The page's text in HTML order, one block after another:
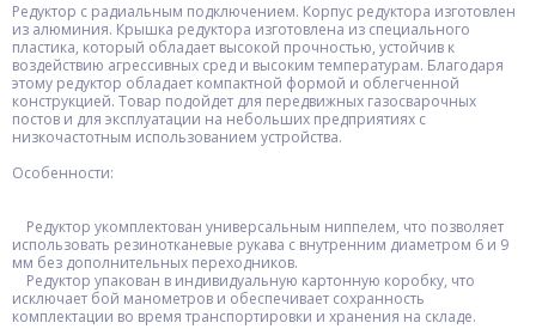
Редуктор с радиальным подключением. Корпус редуктора изготовлен
из алюминия. Крышка редуктора изготовлена из специального
пластика, который обладает высокой прочностью, устойчив к
воздействию агрессивных сред и высоким температурам. Благодаря
этому редуктор обладает компактной формой и облегченной
конструкцией. Товар подойдет для передвижных газосварочных
постов и для эксплуатации на небольших предприятиях с
низкочастотным использованием устройства.
Особенности:
Редуктор укомплектован универсальным ниппелем, что позволяет
использовать резинотканевые рукава с внутренним диаметром 6 и 9
мм без дополнительных переходников.
Редуктор упакован в индивидуальную картонную коробку, что
исключает бой манометров и обеспечивает сохранность
комплектации во время транспортировки и хранения на складе.